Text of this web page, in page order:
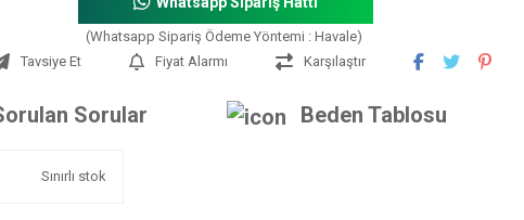
(Whatsapp Sipariş Ödeme Yöntemi : Havale)
Tavsiye Et
Fiyat Alarmı Karşılaştır
Sorular Beden Tablosu
Sınırlı stok